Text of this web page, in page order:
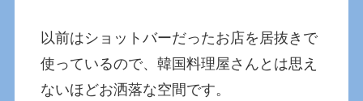
以前はショットバーだったお店を居抜きで
使っているので、韓国料理屋さんとは思え
ないほどお洒落な空間です。